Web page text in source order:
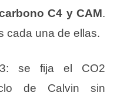
C4 y CAM.
cada una de ellas.
se fija el CO2
de Calvin sin